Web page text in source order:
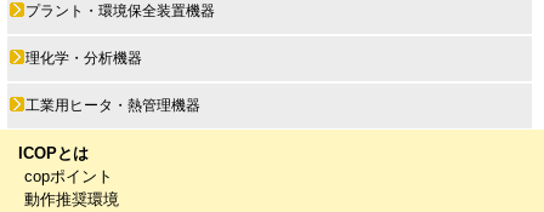
プラント・環境保全装置機器
理化学・分析機器
工業用ヒータ・熱管理機器
ICOPとは
copポイント
動作推奨環境